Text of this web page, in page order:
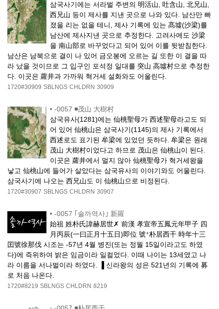
삼국사기에는 서라벌 주변의 明活山, 吐含山, 北兄山,
西兄山 등이 제사를 지낸 곳으로 나와 있다. 남산만 빠
졌을 리는 없을 테니, 제사 기록에 있는 髙墟(沙梁)를
남산에 제사지낸 곳으로 추정한다. 고려사에도 沙梁
을 南山部로 바꾸었다고 되어 있어 이를 뒷받침한다.
남산은 남북으로 결이 나 있어 금오봉에 오르는 길 또한 이 결을 따
라 났을 것이므로 그 입구인 포석정 일대를 突山 高墟村으로 추정한
다. 이곳은 蘿井과 가까워 혁거세 설화와도 어울린다.
1720#30909 SBLNGS CHLDRN 30909
• -0057 ◾茂山 大樹村
삼국유사(1281)에는 仙桃聖母가 西述聖母라고도 되
어 있어 仙桃山은 삼국사기(1145)의 제사 기록에서
西述로도 표기된 牟梁에 있었던 듯하다. 牟梁은 원래
茂山 大樹村이었다고 하므로 茂山은 仙桃山이 된다.
이곳은 蘿井에서 멀지 않아 仙桃聖母가 혁거세왕을
낳고 仙桃山에 들어가 살았다는 삼국유사의 이야기와도 어울린다.
삼국사기에 나오는 西兄山도 이 仙桃山으로 비정된다.
1720#30907 SBLNGS CHLDRN 30907
• -0057 ｢솔까역사｣ 新羅
始祖 姓朴氏諱赫居世✗ 前漢 孝宣帝五鳳元年甲子 四
月丙辰(一曰正月十五日)即位 號⁺朴居西干 時年十三
囯號徐那伐 시조는 -57년 4월 병진(또는 정월 15일이라고도 하였
다)에 즉위하여 밝은 임금이라 일컬었다. 이때 나이는 13세였고 나
라 이름을 서나벌이라 하였다. ▐ 신라왕의 성은 521년의 기록에 募
로 처음 나온다.
1720#8219 SBLNGS CHLDRN 8219